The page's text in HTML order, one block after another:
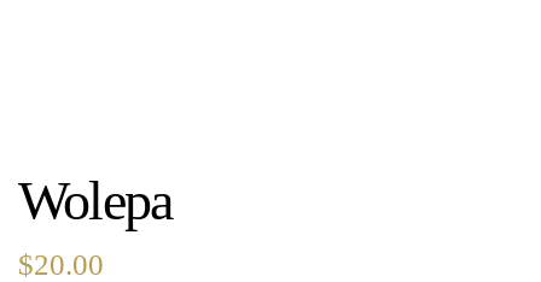
Wolepa
$20.00